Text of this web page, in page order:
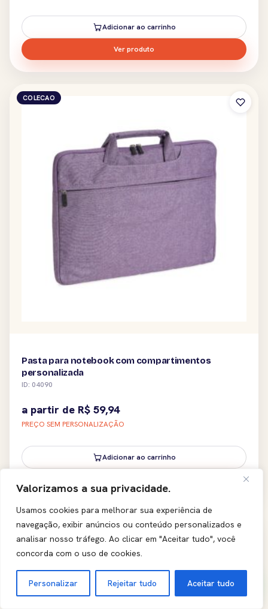
Valorizamos a sua privacidade.
Usamos cookies para melhorar sua experiência de
navegação, exibir anúncios ou conteúdo personalizados e
analisar nosso tráfego. Ao clicar em "Aceitar tudo", você
concorda com o uso de cookies.
Personalizar Rejeitar tudo Aceitar tudo
Adicionar ao carrinho
Ver produto
COLECAO
Pasta para notebook com compartimentos
personalizada
ID: 04090
a partir de R$ 59,94
PREÇO SEM PERSONALIZAÇÃO
Adicionar ao carrinho
COLECAO